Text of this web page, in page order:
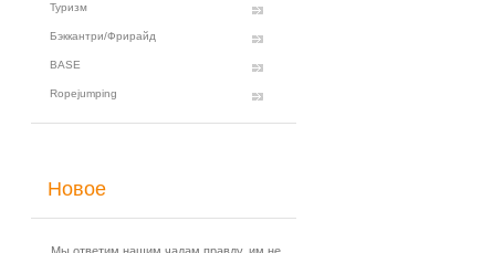
Туризм
Бэккантри/Фрирайд
BASE
Ropejumping
Новое